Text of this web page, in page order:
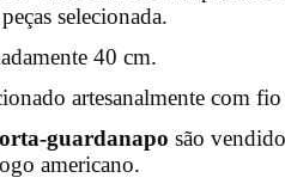
selecionada.
40 cm.
artesanalmente com
guardanapo são
americano.